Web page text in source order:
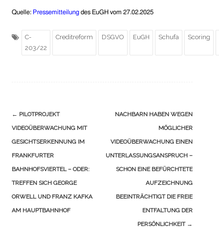
Quelle: Pressemitteilung des EuGH vom 27.02.2025
C-
203/22
Creditreform DSGVO EuGH Schufa Scoring
Navigation
(Beiträge)
← PILOTPROJEKT
VIDEOÜBERWACHUNG MIT
GESICHTSERKENNUNG IM
FRANKFURTER
BAHNHOFSVIERTEL – ODER:
TREFFEN SICH GEORGE
ORWELL UND FRANZ KAFKA
AM HAUPTBAHNHOF
NACHBARN HABEN WEGEN
MÖGLICHER
VIDEOÜBERWACHUNG EINEN
UNTERLASSUNGSANSPRUCH –
SCHON EINE BEFÜRCHTETE
AUFZEICHNUNG
BEEINTRÄCHTIGT DIE FREIE
ENTFALTUNG DER
PERSÖNLICHKEIT →